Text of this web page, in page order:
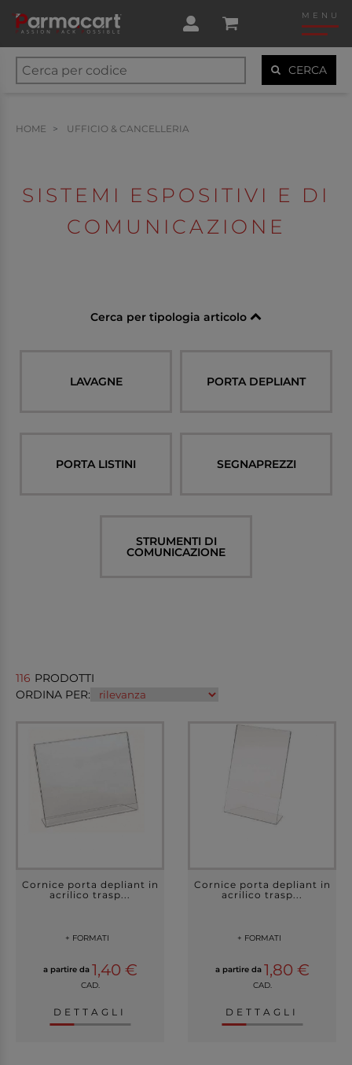
MENU
CERCA
HOME UFFICIO & CANCELLERIA
SISTEMI ESPOSITIVI E DI
COMUNICAZIONE
Cerca per tipologia articolo
LAVAGNE PORTA DEPLIANT
PORTA LISTINI SEGNAPREZZI
STRUMENTI DI
COMUNICAZIONE
116 PRODOTTI
ORDINA PER:
Cornice porta depliant in
acrilico trasp...
+ FORMATI
a partire da 1,40 €
CAD.
DETTAGLI
Cornice porta depliant in
acrilico trasp...
+ FORMATI
a partire da 1,80 €
CAD.
DETTAGLI